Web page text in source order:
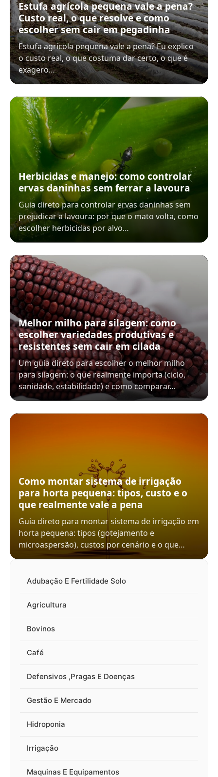
Estufa agrícola pequena vale a pena?
Custo real, o que resolve e como
escolher sem cair em pegadinha
Estufa agrícola pequena vale a pena? Eu explico
o custo real, o que costuma dar certo, o que é
exagero…
Herbicidas e manejo: como controlar
ervas daninhas sem ferrar a lavoura
Guia direto para controlar ervas daninhas sem
prejudicar a lavoura: por que o mato volta, como
escolher herbicidas por alvo…
Melhor milho para silagem: como
escolher variedades produtivas e
resistentes sem cair em cilada
Um guia direto para escolher o melhor milho
para silagem: o que realmente importa (ciclo,
sanidade, estabilidade) e como comparar…
Como montar sistema de irrigação
para horta pequena: tipos, custo e o
que realmente vale a pena
Guia direto para montar sistema de irrigação em
horta pequena: tipos (gotejamento e
microaspersão), custos por cenário e o que…
Adubação E Fertilidade Solo
Agricultura
Bovinos
Café
Defensivos ,Pragas E Doenças
Gestão E Mercado
Hidroponia
Irrigação
Maquinas E Equipamentos